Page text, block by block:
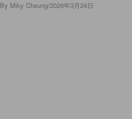
By Miky Cheung/2026年3月24日